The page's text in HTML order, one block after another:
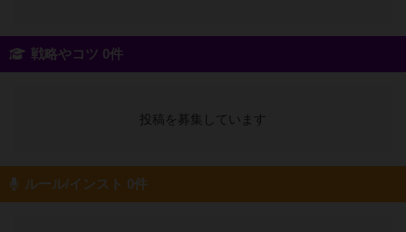
戦略やコツ 0件
投稿を募集しています
ルール/インスト 0件